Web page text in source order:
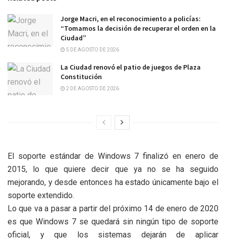
Jorge Macri, en el reconocimiento a policías:
“Tomamos la decisión de recuperar el orden en la
Ciudad”
5 DE AGOSTO DE 2026
La Ciudad renovó el patio de juegos de Plaza
Constitución
2 DE AGOSTO DE 2026
El soporte estándar de Windows 7 finalizó en enero de
2015, lo que quiere decir que ya no se ha seguido
mejorando, y desde entonces ha estado únicamente bajo el
soporte extendido.
Lo que va a pasar a partir del próximo 14 de enero de 2020
es que Windows 7 se quedará sin ningún tipo de soporte
oficial, y que los sistemas dejarán de aplicar